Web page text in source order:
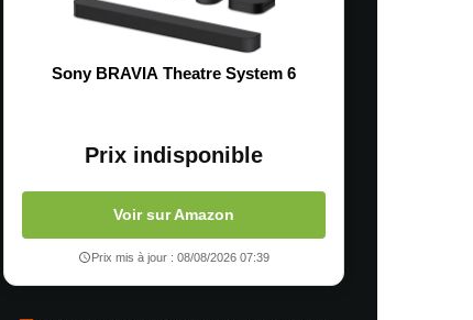
Sony BRAVIA Theatre System 6
Prix indisponible
Voir sur Amazon
Prix mis à jour : 08/08/2026 07:39